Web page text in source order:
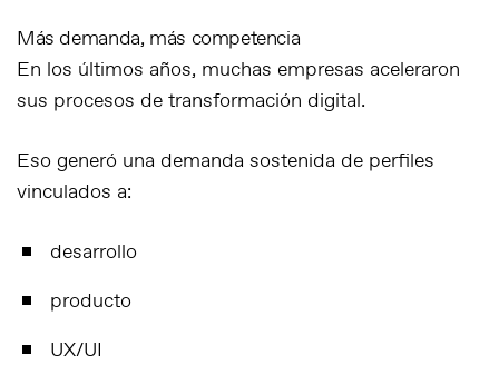
Más demanda, más competencia
En los últimos años, muchas empresas aceleraron
sus procesos de transformación digital.
Eso generó una demanda sostenida de perfiles
vinculados a:
desarrollo
producto
UX/UI